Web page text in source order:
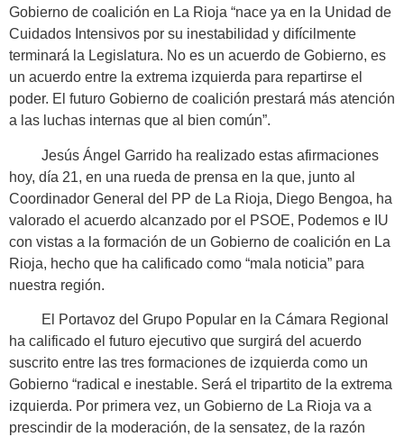
Gobierno de coalición en La Rioja “nace ya en la Unidad de
Cuidados Intensivos por su inestabilidad y difícilmente
terminará la Legislatura. No es un acuerdo de Gobierno, es
un acuerdo entre la extrema izquierda para repartirse el
poder. El futuro Gobierno de coalición prestará más atención
a las luchas internas que al bien común”.
Jesús Ángel Garrido ha realizado estas afirmaciones
hoy, día 21, en una rueda de prensa en la que, junto al
Coordinador General del PP de La Rioja, Diego Bengoa, ha
valorado el acuerdo alcanzado por el PSOE, Podemos e IU
con vistas a la formación de un Gobierno de coalición en La
Rioja, hecho que ha calificado como “mala noticia” para
nuestra región.
El Portavoz del Grupo Popular en la Cámara Regional
ha calificado el futuro ejecutivo que surgirá del acuerdo
suscrito entre las tres formaciones de izquierda como un
Gobierno “radical e inestable. Será el tripartito de la extrema
izquierda. Por primera vez, un Gobierno de La Rioja va a
prescindir de la moderación, de la sensatez, de la razón